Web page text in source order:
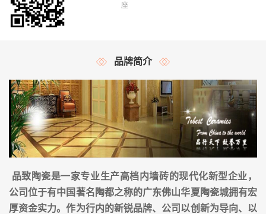
座
品牌简介
品致陶瓷是一家专业生产高档内墙砖的现代化新型企业，
公司位于有中国著名陶都之称的广东佛山华夏陶瓷城拥有宏
厚资金实力。作为行内的新锐品牌、公司以创新为导向、以